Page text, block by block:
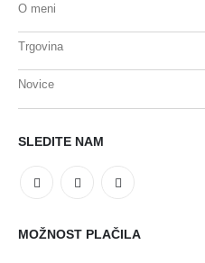
O meni
Trgovina
Novice
SLEDITE NAM
MOŽNOST PLAČILA